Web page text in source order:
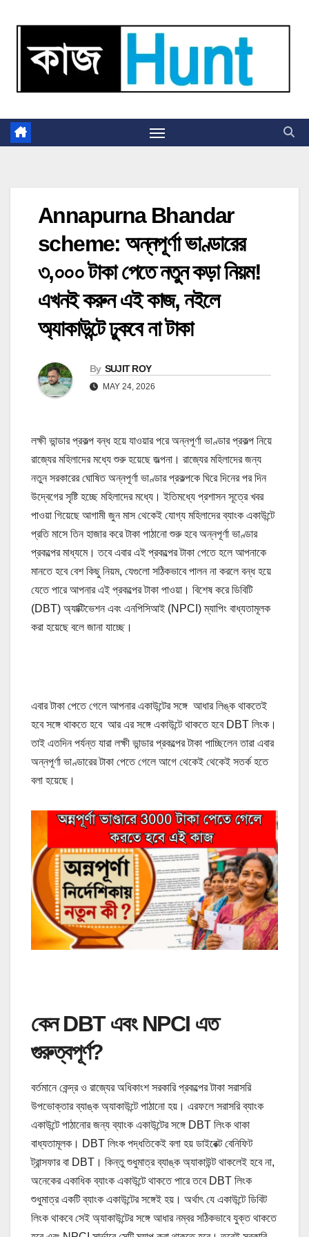
content
Annapurna Bhandar
scheme: অন্নপূর্ণা ভাণ্ডারের
৩,০০০ টাকা পেতে নতুন কড়া নিয়ম!
এখনই করুন এই কাজ, নইলে
অ্যাকাউন্টে ঢুকবে না টাকা
By SUJIT ROY
MAY 24, 2026
লক্ষী ভান্ডার প্রকল্প বন্ধ হয়ে যাওয়ার পরে অন্নপূর্ণা ভাণ্ডার প্রকল্প নিয়ে
রাজ্যের মহিলাদের মধ্যে শুরু হয়েছে জল্পনা। রাজ্যের মহিলাদের জন্য
নতুন সরকারের ঘোষিত অন্নপূর্ণা ভাণ্ডার প্রকল্পকে ঘিরে দিনের পর দিন
উদ্বেগের সৃষ্টি হচ্ছে মহিলাদের মধ্যে। ইতিমধ্যে প্রশাসন সূত্রে খবর
পাওয়া গিয়েছে আগামী জুন মাস থেকেই যোগ্য মহিলাদের ব্যাংক একাউন্টে
প্রতি মাসে তিন হাজার করে টাকা পাঠানো শুরু হবে অন্নপূর্ণা ভাণ্ডার
প্রকল্পের মাধ্যমে। তবে এবার এই প্রকল্পের টাকা পেতে হলে আপনাকে
মানতে হবে বেশ কিছু নিয়ম, যেগুলো সঠিকভাবে পালন না করলে বন্ধ হয়ে
যেতে পারে আপনার এই প্রকল্পের টাকা পাওয়া। বিশেষ করে ডিবিটি
(DBT) অ্যাক্টিভেশন এবং এনপিসিআই (NPCI) ম্যাপিং বাধ্যতামূলক
করা হয়েছে বলে জানা যাচ্ছে।
এবার টাকা পেতে গেলে আপনার একাউন্টের সঙ্গে আধার লিঙ্ক থাকতেই
হবে সঙ্গে থাকতে হবে আর এর সঙ্গে একাউন্টে থাকতে হবে DBT লিংক।
তাই এতদিন পর্যন্ত যারা লক্ষী ভান্ডার প্রকল্পের টাকা পাচ্ছিলেন তারা এবার
অন্নপূর্ণা ভাণ্ডারের টাকা পেতে গেলে আগে থেকেই থেকেই সতর্ক হতে
বলা হয়েছে।
কেন DBT এবং NPCI এত
গুরুত্বপূর্ণ?
বর্তমানে কেন্দ্র ও রাজ্যের অধিকাংশ সরকারি প্রকল্পের টাকা সরাসরি
উপভোক্তার ব্যাঙ্ক অ্যাকাউন্টে পাঠানো হয়। এরফলে সরাসরি ব্যাংক
একাউন্টে পাঠানোর জন্য ব্যাংক একাউন্টের সঙ্গে DBT লিংক থাকা
বাধ্যতামূলক। DBT লিংক পদ্ধতিকেই বলা হয় ডাইরেক্ট বেনিফিট
ট্রান্সফার বা DBT। কিন্তু শুধুমাত্র ব্যাঙ্ক অ্যাকাউন্ট থাকলেই হবে না,
অনেকের একাধিক ব্যাংক একাউন্টে থাকতে পারে তবে DBT লিংক
শুধুমাত্র একটি ব্যাংক একাউন্টের সঙ্গেই হয়। অর্থাৎ যে একাউন্টে ডিবিট
লিংক থাকবে সেই অ্যাকাউন্টের সঙ্গে আধার নম্বর সঠিকভাবে যুক্ত থাকতে